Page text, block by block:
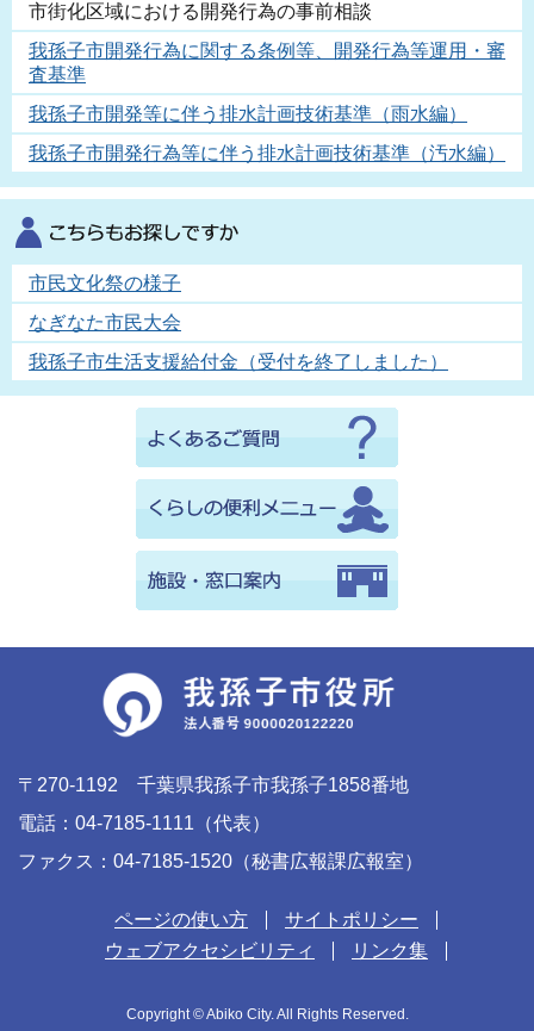
市街化区域における開発行為の事前相談
我孫子市開発行為に関する条例等、開発行為等運用・審
査基準
我孫子市開発等に伴う排水計画技術基準（雨水編）
我孫子市開発行為等に伴う排水計画技術基準（汚水編）
市民文化祭の様子
なぎなた市民大会
我孫子市生活支援給付金（受付を終了しました）
〒270-1192 千葉県我孫子市我孫子1858番地
電話：04-7185-1111（代表）
ファクス：04-7185-1520（秘書広報課広報室）
ページの使い方
サイトポリシー
ウェブアクセシビリティ
リンク集
Copyright © Abiko City. All Rights Reserved.